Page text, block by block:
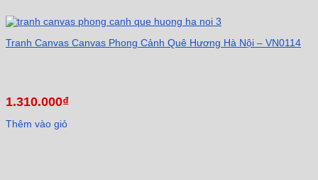
Tranh Canvas Canvas Phong Cảnh Quê Hương Hà Nội – VN0114
1.310.000₫
Thêm vào giỏ